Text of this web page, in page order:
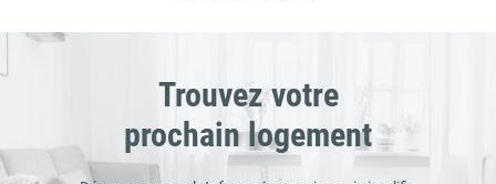
Trouvez votre
prochain logement